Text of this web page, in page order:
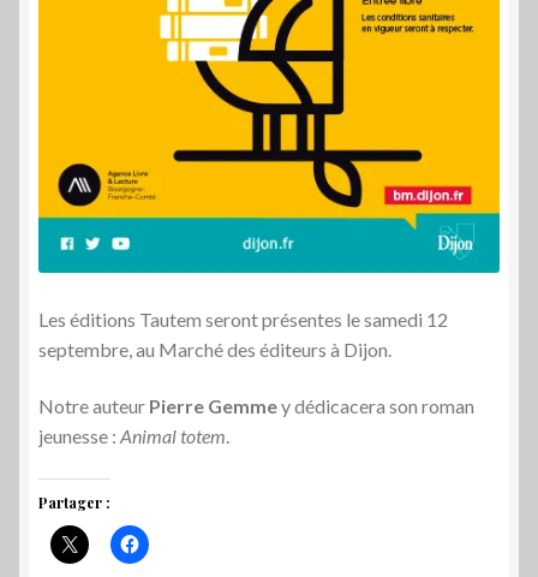
Les éditions Tautem seront présentes le samedi 12
septembre, au Marché des éditeurs à Dijon.
Notre auteur Pierre Gemmey dédicacera son roman
jeunesse : Animal totem.
Partager :